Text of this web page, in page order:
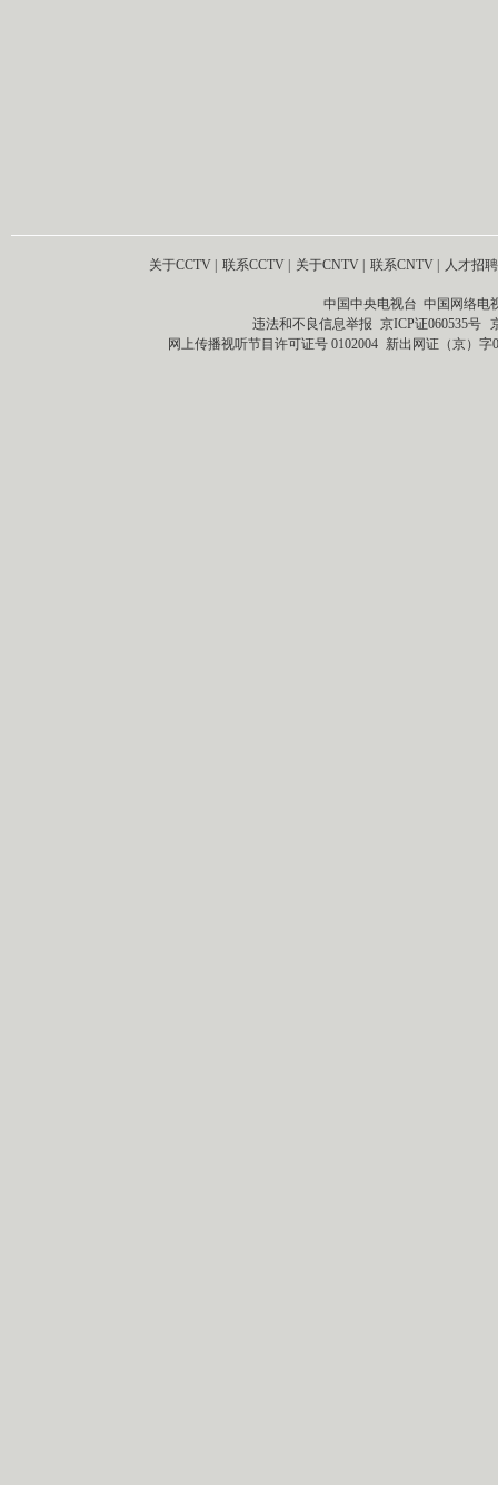
关于CCTV 联系CCTV 关于CNTV 联系CNTV 人才招聘
中国中央电视台 中国网络电
违法和不良信息举报 京ICP证060535号
网上传播视听节目许可证号 0102004 新出网证（京）